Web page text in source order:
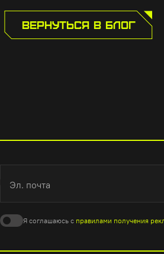
ВЕРНУТЬСЯ В БЛОГ
Эл. почта
Я соглашаюсь с правилами получения